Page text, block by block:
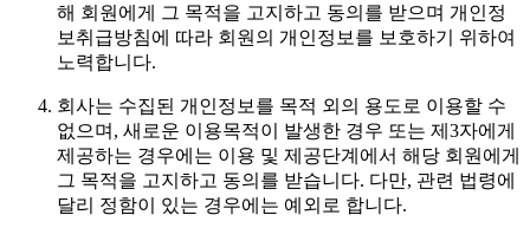
해 회원에게 그 목적을 고지하고 동의를 받으며 개인정
보취급방침에 따라 회원의 개인정보를 보호하기 위하여
노력합니다.
회사는 수집된 개인정보를 목적 외의 용도로 이용할 수
없으며, 새로운 이용목적이 발생한 경우 또는 제3자에게
제공하는 경우에는 이용 및 제공단계에서 해당 회원에게
그 목적을 고지하고 동의를 받습니다. 다만, 관련 법령에
달리 정함이 있는 경우에는 예외로 합니다.